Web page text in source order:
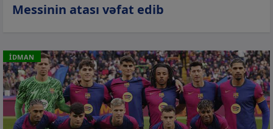
Messinin atası vəfat edib
İDMAN